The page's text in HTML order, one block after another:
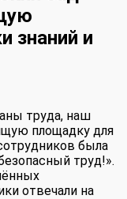
знаний и
труда, наш
площадку для
была
труд!».
отвечали на